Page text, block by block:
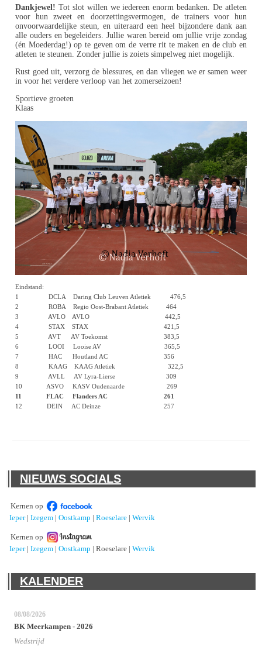
Dankjewel! Tot slot willen we iedereen enorm bedanken. De atleten
voor hun zweet en doorzettingsvermogen, de trainers voor hun
onvoorwaardelijke steun, en uiteraard een heel bijzondere dank aan
alle ouders en begeleiders. Jullie waren bereid om jullie vrije zondag
(én Moederdag!) op te geven om de verre rit te maken en de club en
atleten te steunen. Zonder jullie is zoiets simpelweg niet mogelijk.
Rust goed uit, verzorg de blessures, en dan vliegen we er samen weer
in voor het verdere verloop van het zomerseizoen!
Sportieve groeten
Klaas
Eindstand:
1 DCLA Daring Club Leuven Atletiek 476,5
2 ROBA Regio Oost-Brabant Atletiek 464
3 AVLO AVLO 442,5
4 STAX STAX 421,5
5 AVT AV Toekomst 383,5
6 LOOI Looise AV 365,5
7 HAC Houtland AC 356
8 KAAG KAAG Atletiek 322,5
9 AVLL AV Lyra-Lierse 309
10 ASVO KASV Oudenaarde 269
11 FLAC Flanders AC 261
12 DEIN AC Deinze 257
NIEUWS SOCIALS
Kernen op
Ieper|Izegem |Oostkamp |Roeselare |Wervik
Kernen op
Ieper|Izegem |Oostkamp | Roeselare |Wervik
KALENDER
08/08/2026
BK Meerkampen - 2026
Wedstrijd